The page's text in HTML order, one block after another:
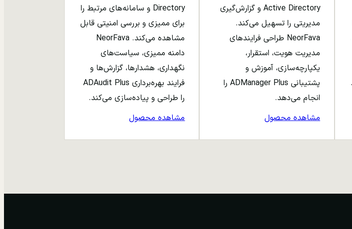
Active Directory و گزارش‌گیری
مدیریتی را تسهیل می‌کند.
NeorFava طراحی فرایندهای
مدیریت هویت، استقرار،
یکپارچه‌سازی، آموزش و
پشتیبانی ADManager Plus را
انجام می‌دهد.
مشاهده محصول
Directory و سامانه‌های مرتبط را
برای ممیزی و بررسی امنیتی قابل
مشاهده می‌کند. NeorFava
دامنه ممیزی، سیاست‌های
نگهداری، هشدارها، گزارش‌ها و
فرایند بهره‌برداری ADAudit Plus
را طراحی و پیاده‌سازی می‌کند.
مشاهده محصول